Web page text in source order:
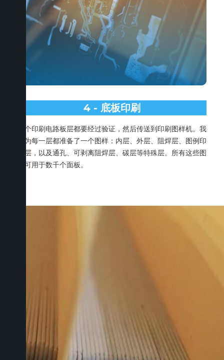
4 - 底板印刷
每个印刷电路板层都要经过验证，然后传送到印刷图样机。我
们为每一层都准备了一个图样：内层、外层、阻焊层、图例印
刷层，以及通孔、可剥离阻焊层、碳层等特殊层。所有这些图
样可用于数千个面板。